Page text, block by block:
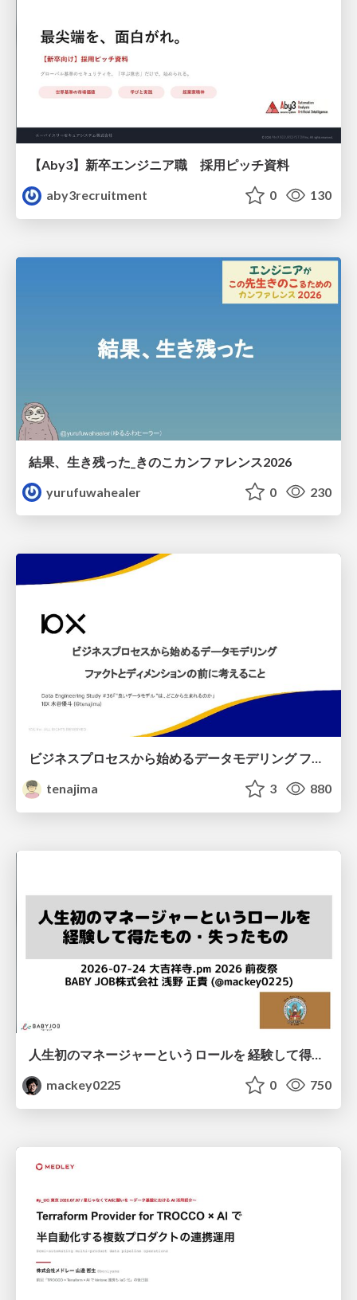
【Aby3】新卒エンジニア職 採用ピッチ資料
aby3recruitment
0 130
結果、生き残った_きのこカンファレンス2026
yurufuwahealer
0 230
ビジネスプロセスから始めるデータモデリング ファクトとディメンションの前に考えること
tenajima
3 880
人生初のマネージャーというロールを 経験して得たもの・失ったもの / Reflections on My First Manager Role
mackey0225
0 750